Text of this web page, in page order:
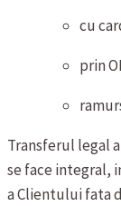
cu
prin
Transferul legal
se face integral,
a Clientului fata